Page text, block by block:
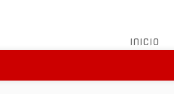
INICIO